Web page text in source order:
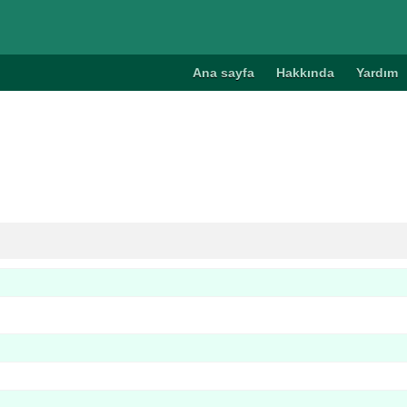
Ana sayfa Hakkında Yardım